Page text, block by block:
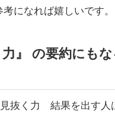
になれば嬉しいです。
』 の要約にも
見抜く力 結果を出す人